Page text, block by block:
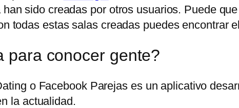
sido creadas por otros usuarios. Puede
todas estas salas creadas puedes encontrar
para conocer gente?
o Facebook Parejas es un aplicativo
la actualidad.